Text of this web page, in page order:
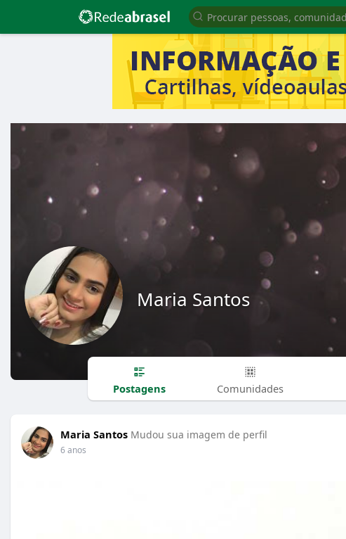
Maria Santos
Postagens Comunidades
Maria Santos Mudou sua imagem de perfil
6 anos